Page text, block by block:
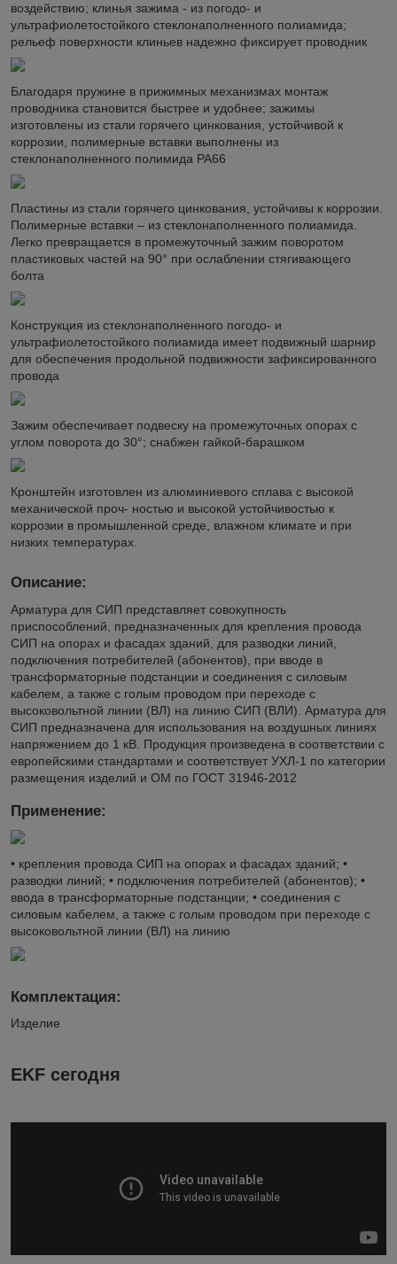
воздействию; клинья зажима - из погодо- и
ультрафиолетостойкого стеклонаполненного полиамида;
рельеф поверхности клиньев надежно фиксирует проводник
Благодаря пружине в прижимных механизмах монтаж
проводника становится быстрее и удобнее; зажимы
изготовлены из стали горячего цинкования, устойчивой к
коррозии, полимерные вставки выполнены из
стеклонаполненного полимида PA66
Пластины из стали горячего цинкования, устойчивы к коррозии.
Полимерные вставки – из стеклонаполненного полиамида.
Легко превращается в промежуточный зажим поворотом
пластиковых частей на 90° при ослаблении стягивающего
болта
Конструкция из стеклонаполненного погодо- и
ультрафиолетостойкого полиамида имеет подвижный шарнир
для обеспечения продольной подвижности зафиксированного
провода
Зажим обеспечивает подвеску на промежуточных опорах с
углом поворота до 30°; снабжен гайкой-барашком
Кронштейн изготовлен из алюминиевого сплава с высокой
механической проч- ностью и высокой устойчивостью к
коррозии в промышленной среде, влажном климате и при
низких температурах.
Описание:
Арматура для СИП представляет совокупность
приспособлений, предназначенных для крепления провода
СИП на опорах и фасадах зданий, для разводки линий,
подключения потребителей (абонентов), при вводе в
трансформаторные подстанции и соединения с силовым
кабелем, а также с голым проводом при переходе с
высоковольтной линии (ВЛ) на линию СИП (ВЛИ). Арматура для
СИП предназначена для использования на воздушных линиях
напряжением до 1 кВ. Продукция произведена в соответствии с
европейскими стандартами и соответствует УХЛ-1 по категории
размещения изделий и ОМ по ГОСТ 31946-2012
Применение:
• крепления провода СИП на опорах и фасадах зданий; •
разводки линий; • подключения потребителей (абонентов); •
ввода в трансформаторные подстанции; • соединения с
силовым кабелем, а также с голым проводом при переходе с
высоковольтной линии (ВЛ) на линию
Комплектация:
Изделие
EKF сегодня